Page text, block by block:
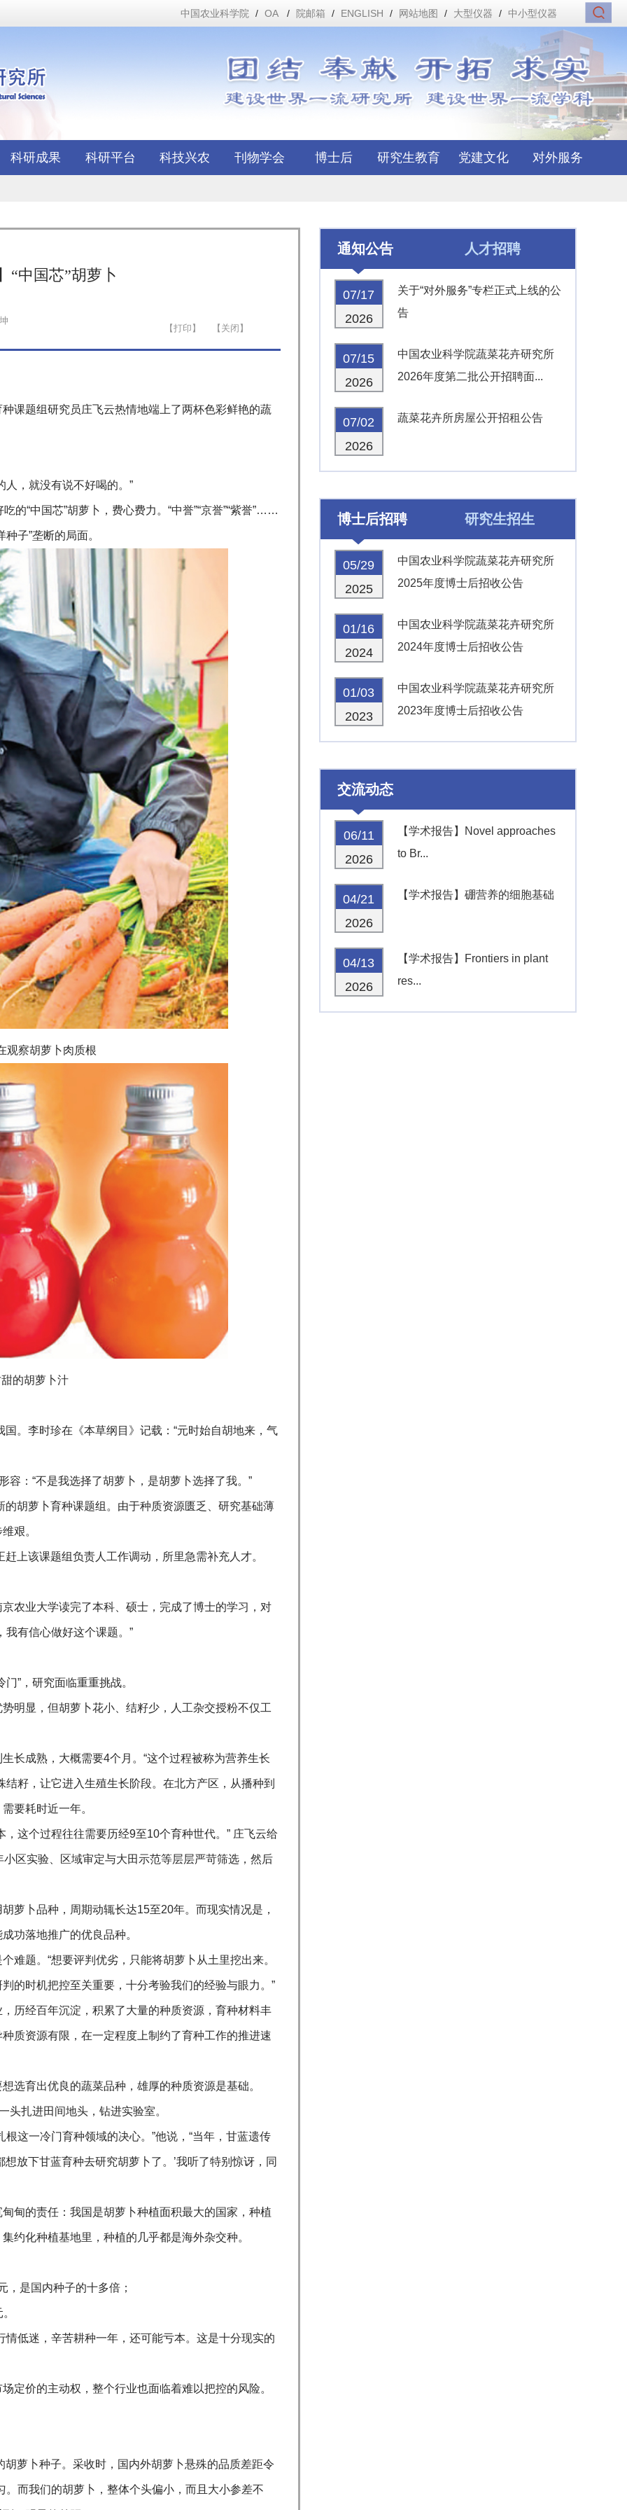
中国农业科学院 / OA / 院邮箱 / ENGLISH / 网站地图 / 大型仪器 / 中小型仪器
科研成果 科研平台 科技兴农 刊物学会 博士后 研究生教育 党建文化 对外服务
“中国芯”胡萝卜
课题组研究员庄飞云热情地端上了两杯色彩鲜艳的蔬
人，就没有说不好喝的。”
的“中国芯”胡萝卜，费心费力。“中誉”“京誉”“紫誉”……
子”垄断的局面。
观察胡萝卜肉质根
的胡萝卜汁
。李时珍在《本草纲目》记载：“元时始自胡地来，气
容：“不是我选择了胡萝卜，是胡萝卜选择了我。”
胡萝卜育种课题组。由于种质资源匮乏、研究基础薄
艰。
上该课题组负责人工作调动，所里急需补充人才。
农业大学读完了本科、硕士，完成了博士的学习，对
我有信心做好这个课题。”
”，研究面临重重挑战。
明显，但胡萝卜花小、结籽少，人工杂交授粉不仅工
长成熟，大概需要4个月。“这个过程被称为营养生长
籽，让它进入生殖生长阶段。在北方产区，从播种到
要耗时近一年。
这个过程往往需要历经9至10个育种世代。” 庄飞云给
区实验、区域审定与大田示范等层层严苛筛选，然后
萝卜品种，周期动辄长达15至20年。而现实情况是，
功落地推广的优良品种。
难题。“想要评判优劣，只能将胡萝卜从土里挖出来。
的时机把控至关重要，十分考验我们的经验与眼力。”
历经百年沉淀，积累了大量的种质资源，育种材料丰
质资源有限，在一定程度上制约了育种工作的推进速
选育出优良的蔬菜品种，雄厚的种质资源是基础。
头扎进田间地头，钻进实验室。
这一冷门育种领域的决心。”他说，“当年，甘蓝遗传
放下甘蓝育种去研究胡萝卜了。’我听了特别惊讶，同
甸的责任：我国是胡萝卜种植面积最大的国家，种植
约化种植基地里，种植的几乎都是海外杂交种。
，是国内种子的十多倍；
情低迷，辛苦耕种一年，还可能亏本。这是十分现实的
定价的主动权，整个行业也面临着难以把控的风险。
萝卜种子。采收时，国内外胡萝卜悬殊的品质差距令
而我们的胡萝卜，整体个头偏小，而且大小参差不
通知公告 人才招聘
07/17
2026
关于“对外服务”专栏正式上线的公
告
07/15
2026
中国农业科学院蔬菜花卉研究所
2026年度第二批公开招聘面...
07/02
2026
蔬菜花卉所房屋公开招租公告
博士后招聘 研究生招生
05/29
2025
中国农业科学院蔬菜花卉研究所
2025年度博士后招收公告
01/16
2024
中国农业科学院蔬菜花卉研究所
2024年度博士后招收公告
01/03
2023
中国农业科学院蔬菜花卉研究所
2023年度博士后招收公告
交流动态
06/11
2026
【学术报告】Novel approaches
to Br...
04/21
2026
【学术报告】硼营养的细胞基础
04/13
2026
【学术报告】Frontiers in plant
res...